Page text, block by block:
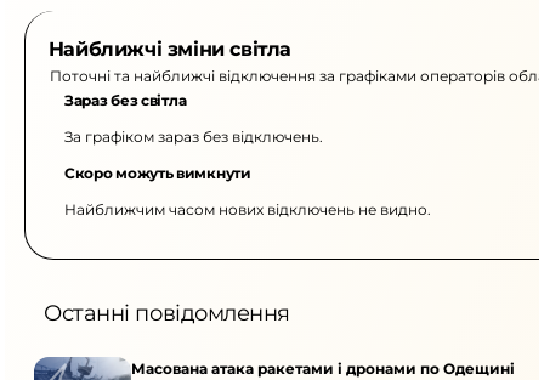
Найближчі зміни світла
Поточні та найближчі відключення за графіками операторів
Зараз без світла
За графіком зараз без відключень.
Скоро можуть вимкнути
Найближчим часом нових відключень не видно.
Останні повідомлення
Масована атака ракетами і дронами по Одещині